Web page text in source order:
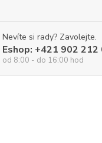
Nevíte si rady? Zavolejte.
Eshop: +421 902 212
od 8:00 - do 16:00 hod